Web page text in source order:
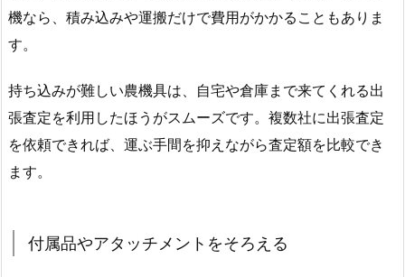
機なら、積み込みや運搬だけで費用がかかることもありま
す。
持ち込みが難しい農機具は、自宅や倉庫まで来てくれる出
張査定を利用したほうがスムーズです。複数社に出張査定
を依頼できれば、運ぶ手間を抑えながら査定額を比較でき
ます。
付属品やアタッチメントをそろえる